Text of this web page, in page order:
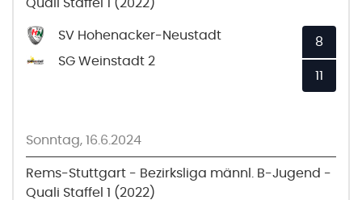
Quali Staffel 1 (2022)
SV Hohenacker-Neustadt
SG Weinstadt 2
8
11
Sonntag, 16.6.2024
Rems-Stuttgart - Bezirksliga männl. B-Jugend -
Quali Staffel 1 (2022)